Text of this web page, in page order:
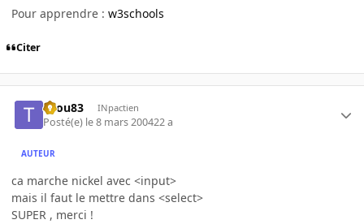
Pour apprendre : w3schools
Citer
titou83 INpactien
Posté(e) le 8 mars 200422 a
AUTEUR
ca marche nickel avec <input>
mais il faut le mettre dans <select>
SUPER , merci !